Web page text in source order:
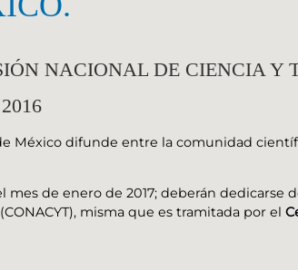
NACIONAL DE CIENCIA Y
México difunde entre la comunidad
de enero de 2017; deberán
misma que es tramitada por el